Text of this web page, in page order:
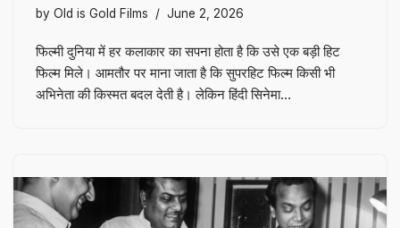
by Old is Gold Films June 2, 2026
फिल्मी दुनिया में हर कलाकार का सपना होता है कि उसे एक बड़ी हिट
फिल्म मिले। आमतौर पर माना जाता है कि सुपरहिट फिल्म किसी भी
अभिनेता की किस्मत बदल देती है। लेकिन हिंदी सिनेमा…